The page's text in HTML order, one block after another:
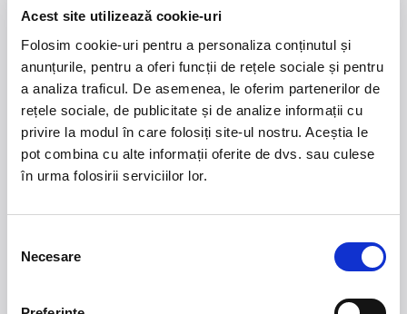
Acest site utilizează cookie-uri
Folosim cookie-uri pentru a personaliza conținutul și
anunțurile, pentru a oferi funcții de rețele sociale și pentru
a analiza traficul. De asemenea, le oferim partenerilor de
rețele sociale, de publicitate și de analize informații cu
privire la modul în care folosiți site-ul nostru. Aceștia le
pot combina cu alte informații oferite de dvs. sau culese
în urma folosirii serviciilor lor.
consimțământului
Necesare
7 - 9 august 2026
Summer Well 2026
Domeniul Stirbey Voda, Buftea
MASTERS OF
CLASSIC
Trends
1. Blackbriar - A Thousand Little Deaths Tour
cel mai nou album al formației, A Thousand Little
Deaths, un material ce explorează teme precum
versuri captivante și puternice sonorități symphonic